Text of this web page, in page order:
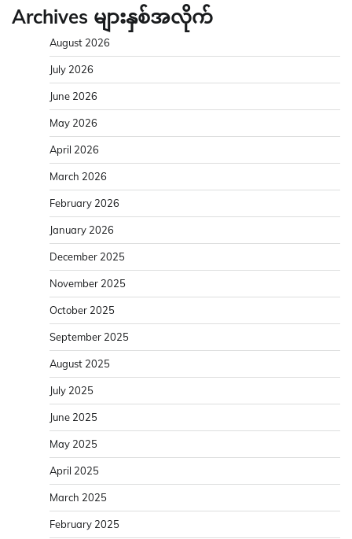
Archives များနှစ်အလိုက်
August 2026
July 2026
June 2026
May 2026
April 2026
March 2026
February 2026
January 2026
December 2025
November 2025
October 2025
September 2025
August 2025
July 2025
June 2025
May 2025
April 2025
March 2025
February 2025